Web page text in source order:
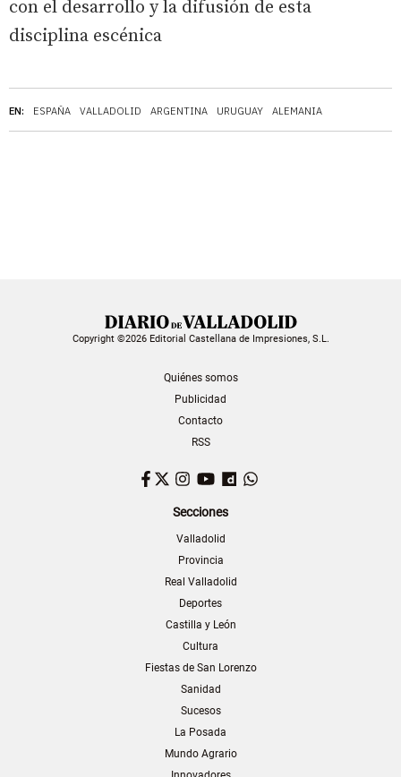
EN: ESPAÑA VALLADOLID ARGENTINA URUGUAY ALEMANIA
con el desarrollo y la difusión de esta
disciplina escénica
Copyright ©2026 Editorial Castellana de Impresiones, S.L.
Quiénes somos
Publicidad
Contacto
RSS
Facebook
TwitterInstagram
YouTubeDailymotion
Secciones
Valladolid
Provincia
Real Valladolid
Deportes
Castilla y León
Cultura
Fiestas de San Lorenzo
Sanidad
Sucesos
La Posada
Mundo Agrario